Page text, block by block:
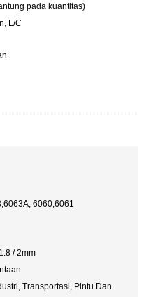
pada kuantitas)
L/C
6060,6061
/ 2mm
Transportasi, Pintu Dan